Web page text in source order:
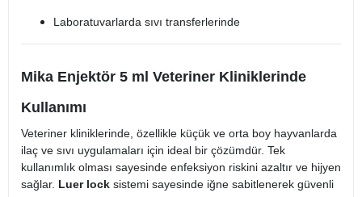
Laboratuvarlarda sıvı transferlerinde
Mika Enjektör 5 ml Veteriner Kliniklerinde
Kullanımı
Veteriner kliniklerinde, özellikle küçük ve orta boy hayvanlarda
ilaç ve sıvı uygulamaları için ideal bir çözümdür. Tek
kullanımlık olması sayesinde enfeksiyon riskini azaltır ve hijyen
sağlar. Luer lock sistemi sayesinde iğne sabitlenerek güvenli